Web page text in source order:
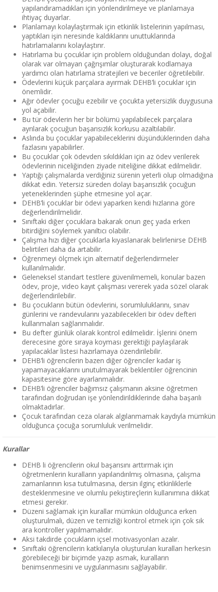
yapılandıramadıkları için yönlendirilmeye ve planlamaya
ihtiyaç duyarlar.
Planlamayı kolaylaştırmak için etkinlik listelerinin yapılması,
yaptıkları işin neresinde kaldıklarını unuttuklarında
hatırlamalarını kolaylaştırır.
Hatırlama bu çocuklar için problem olduğundan dolayı, doğal
olarak var olmayan çağrışımlar oluşturarak kodlamaya
yardımcı olan hatırlama stratejileri ve beceriler öğretilebilir.
Ödevlerini küçük parçalara ayırmak DEHB’li çocuklar için
önemlidir.
Ağır ödevler çocuğu ezebilir ve çocukta yetersizlik duygusuna
yol açabilir.
Bu tür ödevlerin her bir bölümü yapılabilecek parçalara
ayrılarak çocuğun başarısızlık korkusu azaltılabilir.
Aslında bu çocuklar yapabileceklerini düşündüklerinden daha
fazlasını yapabilirler.
Bu çocuklar çok ödevden sıkıldıkları için az ödev verilerek
ödevlerinin niceliğinden ziyade niteliğine dikkat edilmelidir.
Yaptığı çalışmalarda verdiğiniz sürenin yeterli olup olmadığına
dikkat edin. Yetersiz süreden dolayı başarısızlık çocuğun
yeteneklerinden şüphe etmesine yol açar.
DEHB’li çocuklar bir ödevi yaparken kendi hızlarına göre
değerlendirilmelidir.
Sınıftaki diğer çocuklara bakarak onun geç yada erken
bitirdiğini söylemek yanıltıcı olabilir.
Çalışma hızı diğer çocuklarla kıyaslanarak belirlenirse DEHB
belirtileri daha da artabilir.
Öğrenmeyi ölçmek için alternatif değerlendirmeler
kullanılmalıdır.
Geleneksel standart testlere güvenilmemeli, konular bazen
ödev, proje, video kayıt çalışması vererek yada sözel olarak
değerlendirilebilir.
Bu çocukların bütün ödevlerini, sorumluluklarını, sınav
günlerini ve randevularını yazabilecekleri bir ödev defteri
kullanmaları sağlanmalıdır.
Bu defter günlük olarak kontrol edilmelidir. İşlerini önem
derecesine göre sıraya koyması gerektiği paylaşılarak
yapılacaklar listesi hazırlamaya özendirilebilir.
DEHB’li öğrencilerin bazen diğer öğrenciler kadar iş
yapamayacaklarını unutulmayarak beklentiler öğrencinin
kapasitesine göre ayarlanmalıdır.
DEHB’li öğrenciler bağımsız çalışmanın aksine öğretmen
tarafından doğrudan işe yönlendirildiklerinde daha başarılı
olmaktadırlar.
Çocuk tarafından ceza olarak algılanmamak kaydıyla mümkün
olduğunca çocuğa sorumluluk verilmelidir.
Kurallar
DEHB li öğrencilerin okul başarısını arttırmak için
öğretmenlerin kuralların yapılandırılmış olmasına, çalışma
zamanlarının kısa tutulmasına, dersin ilginç etkinliklerle
desteklenmesine ve olumlu pekiştireçlerin kullanımına dikkat
etmesi gerekir.
Düzeni sağlamak için kurallar mümkün olduğunca erken
oluşturulmalı, düzen ve temizliği kontrol etmek için çok sık
ara kontroller yapılmamalıdır.
Aksi takdirde çocukların içsel motivasyonları azalır.
Sınıftaki öğrencilerin katkılarıyla oluşturulan kuralları herkesin
görebileceği bir biçimde yazıp asmak, kuralların
benimsenmesini ve uygulanmasını sağlayabilir.